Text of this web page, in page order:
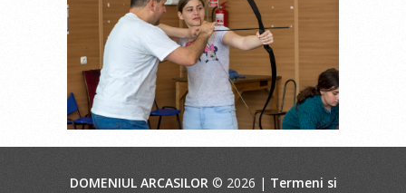
DOMENIUL ARCASILOR© 2026 | Termeni si